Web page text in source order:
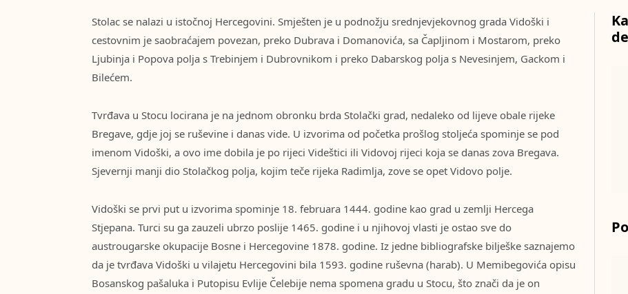
Stolac se nalazi u istočnoj Hercegovini. Smješten je u podnožju srednjevjekovnog grada Vidoški i
cestovnim je saobraćajem povezan, preko Dubrava i Domanovića, sa Čapljinom i Mostarom, preko
Ljubinja i Popova polja s Trebinjem i Dubrovnikom i preko Dabarskog polja s Nevesinjem, Gackom i
Bilećem.
Tvrđava u Stocu locirana je na jednom obronku brda Stolački grad, nedaleko od lijeve obale rijeke
Bregave, gdje joj se ruševine i danas vide. U izvorima od početka prošlog stoljeća spominje se pod
imenom Vidoški, a ovo ime dobila je po rijeci Videštici ili Vidovoj rijeci koja se danas zova Bregava.
Sjevernji manji dio Stolačkog polja, kojim teče rijeka Radimlja, zove se opet Vidovo polje.
Vidoški se prvi put u izvorima spominje 18. februara 1444. godine kao grad u zemlji Hercega
Stjepana. Turci su ga zauzeli ubrzo poslije 1465. godine i u njihovoj vlasti je ostao sve do
austrougarske okupacije Bosne i Hercegovine 1878. godine. Iz jedne bibliografske bilješke saznajemo
da je tvrđava Vidoški u vilajetu Hercegovini bila 1593. godine ruševna (harab). U Memibegovića opisu
Bosanskog pašaluka i Putopisu Evlije Čelebije nema spomena gradu u Stocu, što znači da je on